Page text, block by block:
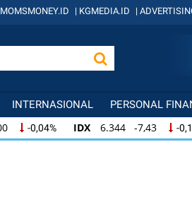
MOMSMONEY.ID | KGMEDIA.ID |
INTERNASIONAL PERSONAL
-0,04% IDX 6.344 -7,43 -0,12%
-0,04% IDX 6.344 -7,43 -0,12%